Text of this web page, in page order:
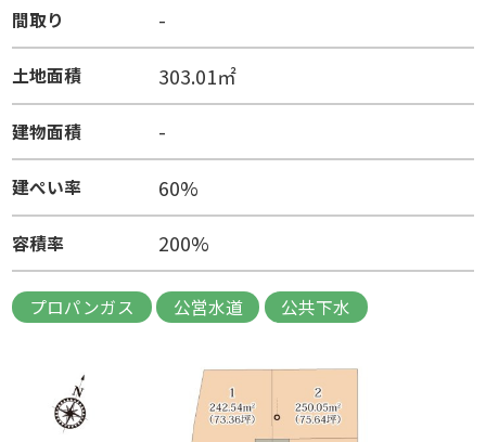
間取り -
土地面積 303.01㎡
建物面積 -
建ぺい率 60%
容積率 200%
プロパンガス 公営水道 公共下水